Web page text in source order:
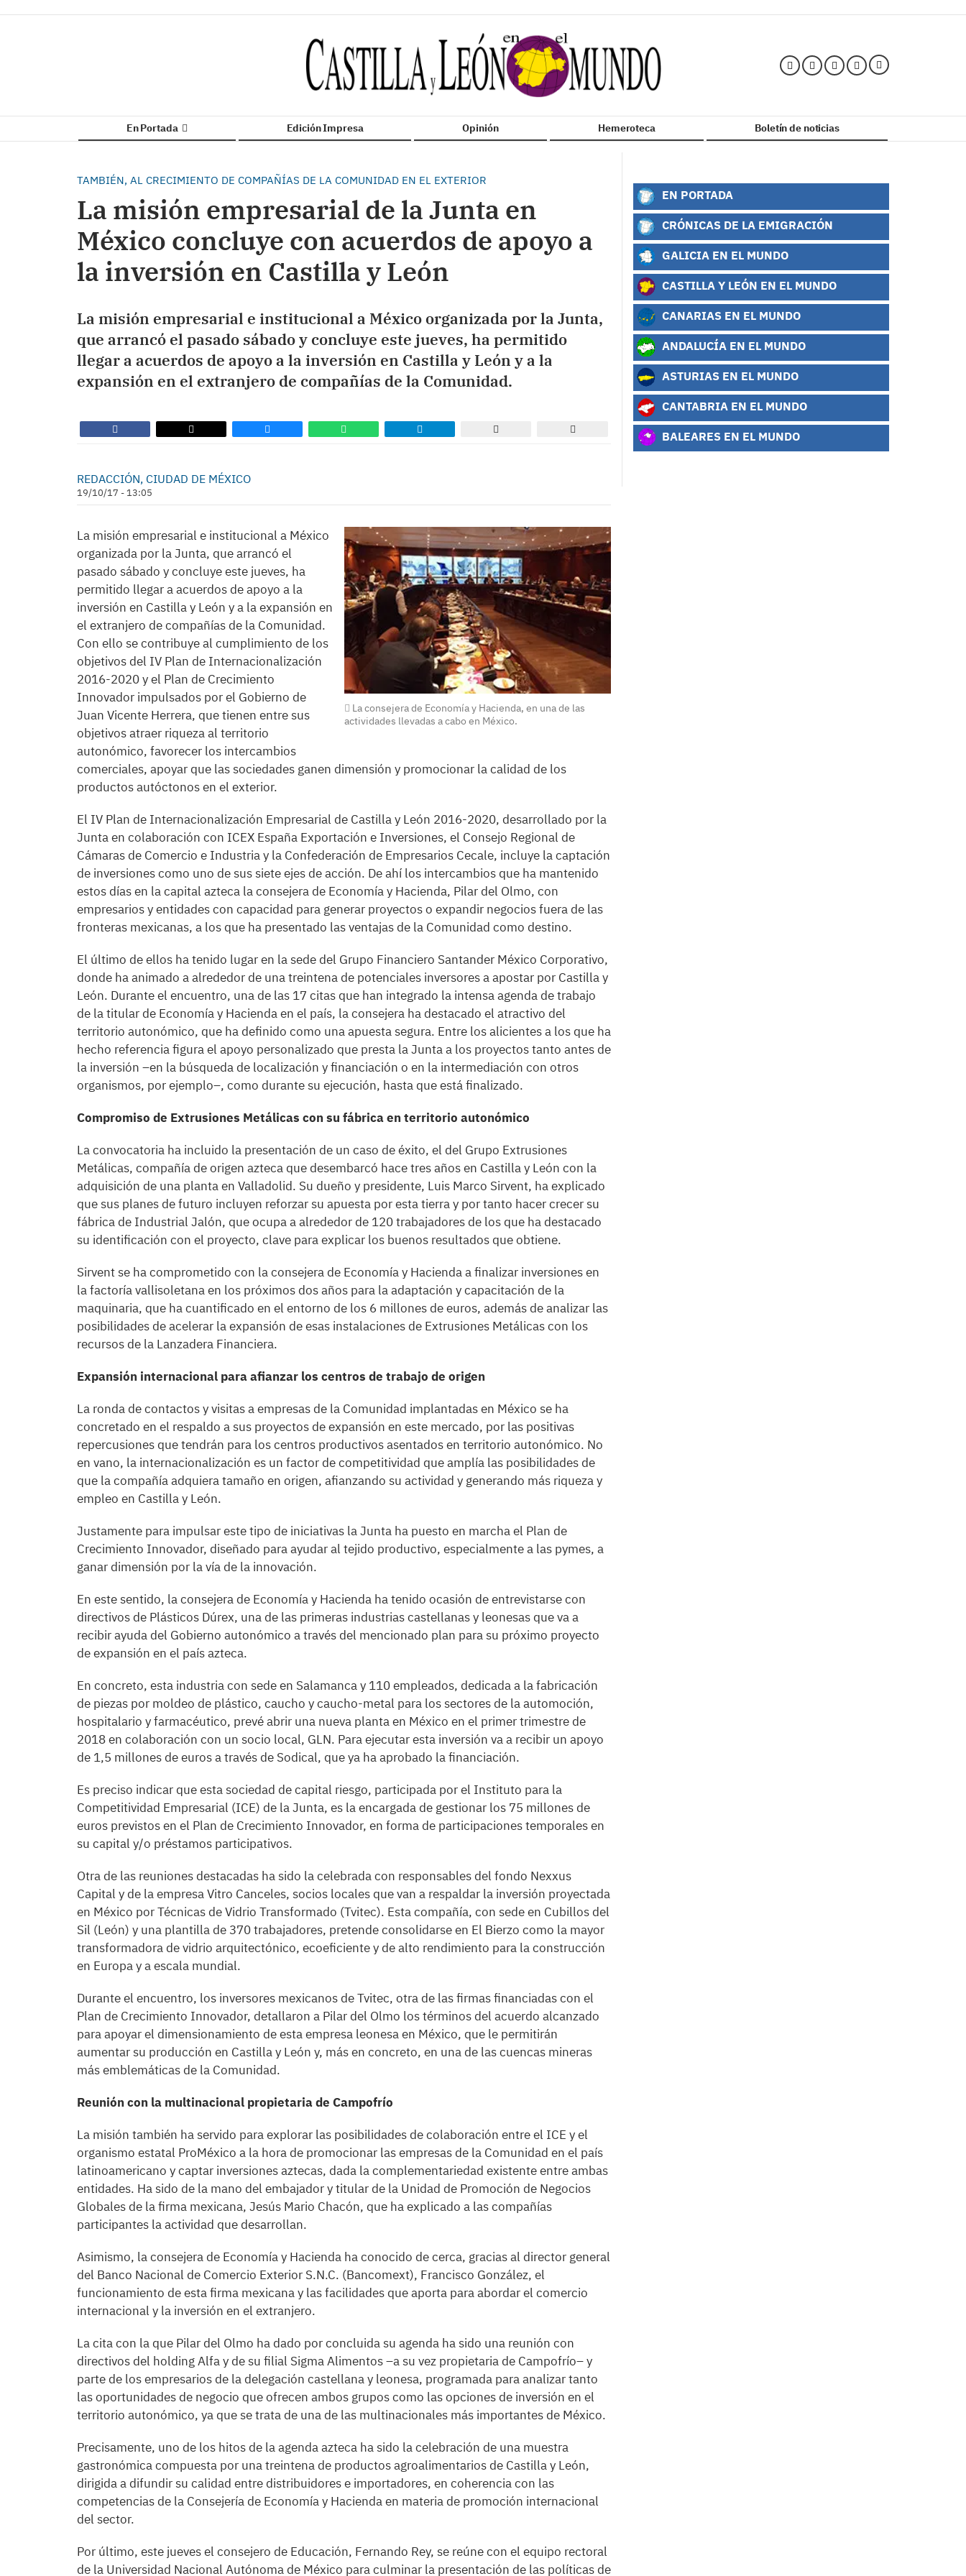
En Portada Edición Impresa Opinión Hemeroteca Boletín de noticias
TAMBIÉN, AL CRECIMIENTO DE COMPAÑÍAS DE LA COMUNIDAD EN EL EXTERIOR
La misión empresarial de la Junta en
México concluye con acuerdos de apoyo a
la inversión en Castilla y León
La misión empresarial e institucional a México organizada por la Junta,
que arrancó el pasado sábado y concluye este jueves, ha permitido
llegar a acuerdos de apoyo a la inversión en Castilla y León y a la
expansión en el extranjero de compañías de la Comunidad.
REDACCIÓN, CIUDAD DE MÉXICO
19/10/17 - 13:05
La consejera de Economía y Hacienda, en una de las
actividades llevadas a cabo en México.
La misión empresarial e institucional a México
organizada por la Junta, que arrancó el
pasado sábado y concluye este jueves, ha
permitido llegar a acuerdos de apoyo a la
inversión en Castilla y León y a la expansión en
el extranjero de compañías de la Comunidad.
Con ello se contribuye al cumplimiento de los
objetivos del IV Plan de Internacionalización
2016-2020 y el Plan de Crecimiento
Innovador impulsados por el Gobierno de
Juan Vicente Herrera, que tienen entre sus
objetivos atraer riqueza al territorio
autonómico, favorecer los intercambios
comerciales, apoyar que las sociedades ganen dimensión y promocionar la calidad de los
productos autóctonos en el exterior.
El IV Plan de Internacionalización Empresarial de Castilla y León 2016-2020, desarrollado por la
Junta en colaboración con ICEX España Exportación e Inversiones, el Consejo Regional de
Cámaras de Comercio e Industria y la Confederación de Empresarios Cecale, incluye la captación
de inversiones como uno de sus siete ejes de acción. De ahí los intercambios que ha mantenido
estos días en la capital azteca la consejera de Economía y Hacienda, Pilar del Olmo, con
empresarios y entidades con capacidad para generar proyectos o expandir negocios fuera de las
fronteras mexicanas, a los que ha presentado las ventajas de la Comunidad como destino.
El último de ellos ha tenido lugar en la sede del Grupo Financiero Santander México Corporativo,
donde ha animado a alrededor de una treintena de potenciales inversores a apostar por Castilla y
León. Durante el encuentro, una de las 17 citas que han integrado la intensa agenda de trabajo
de la titular de Economía y Hacienda en el país, la consejera ha destacado el atractivo del
territorio autonómico, que ha definido como una apuesta segura. Entre los alicientes a los que ha
hecho referencia figura el apoyo personalizado que presta la Junta a los proyectos tanto antes de
la inversión –en la búsqueda de localización y financiación o en la intermediación con otros
organismos, por ejemplo–, como durante su ejecución, hasta que está finalizado.
Compromiso de Extrusiones Metálicas con su fábrica en territorio autonómico
La convocatoria ha incluido la presentación de un caso de éxito, el del Grupo Extrusiones
Metálicas, compañía de origen azteca que desembarcó hace tres años en Castilla y León con la
adquisición de una planta en Valladolid. Su dueño y presidente, Luis Marco Sirvent, ha explicado
que sus planes de futuro incluyen reforzar su apuesta por esta tierra y por tanto hacer crecer su
fábrica de Industrial Jalón, que ocupa a alrededor de 120 trabajadores de los que ha destacado
su identificación con el proyecto, clave para explicar los buenos resultados que obtiene.
Sirvent se ha comprometido con la consejera de Economía y Hacienda a finalizar inversiones en
la factoría vallisoletana en los próximos dos años para la adaptación y capacitación de la
maquinaria, que ha cuantificado en el entorno de los 6 millones de euros, además de analizar las
posibilidades de acelerar la expansión de esas instalaciones de Extrusiones Metálicas con los
recursos de la Lanzadera Financiera.
Expansión internacional para afianzar los centros de trabajo de origen
La ronda de contactos y visitas a empresas de la Comunidad implantadas en México se ha
concretado en el respaldo a sus proyectos de expansión en este mercado, por las positivas
repercusiones que tendrán para los centros productivos asentados en territorio autonómico. No
en vano, la internacionalización es un factor de competitividad que amplía las posibilidades de
que la compañía adquiera tamaño en origen, afianzando su actividad y generando más riqueza y
empleo en Castilla y León.
Justamente para impulsar este tipo de iniciativas la Junta ha puesto en marcha el Plan de
Crecimiento Innovador, diseñado para ayudar al tejido productivo, especialmente a las pymes, a
ganar dimensión por la vía de la innovación.
En este sentido, la consejera de Economía y Hacienda ha tenido ocasión de entrevistarse con
directivos de Plásticos Dúrex, una de las primeras industrias castellanas y leonesas que va a
recibir ayuda del Gobierno autonómico a través del mencionado plan para su próximo proyecto
de expansión en el país azteca.
En concreto, esta industria con sede en Salamanca y 110 empleados, dedicada a la fabricación
de piezas por moldeo de plástico, caucho y caucho-metal para los sectores de la automoción,
hospitalario y farmacéutico, prevé abrir una nueva planta en México en el primer trimestre de
2018 en colaboración con un socio local, GLN. Para ejecutar esta inversión va a recibir un apoyo
de 1,5 millones de euros a través de Sodical, que ya ha aprobado la financiación.
Es preciso indicar que esta sociedad de capital riesgo, participada por el Instituto para la
Competitividad Empresarial (ICE) de la Junta, es la encargada de gestionar los 75 millones de
euros previstos en el Plan de Crecimiento Innovador, en forma de participaciones temporales en
su capital y/o préstamos participativos.
Otra de las reuniones destacadas ha sido la celebrada con responsables del fondo Nexxus
Capital y de la empresa Vitro Canceles, socios locales que van a respaldar la inversión proyectada
en México por Técnicas de Vidrio Transformado (Tvitec). Esta compañía, con sede en Cubillos del
Sil (León) y una plantilla de 370 trabajadores, pretende consolidarse en El Bierzo como la mayor
transformadora de vidrio arquitectónico, ecoeficiente y de alto rendimiento para la construcción
en Europa y a escala mundial.
Durante el encuentro, los inversores mexicanos de Tvitec, otra de las firmas financiadas con el
Plan de Crecimiento Innovador, detallaron a Pilar del Olmo los términos del acuerdo alcanzado
para apoyar el dimensionamiento de esta empresa leonesa en México, que le permitirán
aumentar su producción en Castilla y León y, más en concreto, en una de las cuencas mineras
más emblemáticas de la Comunidad.
Reunión con la multinacional propietaria de Campofrío
La misión también ha servido para explorar las posibilidades de colaboración entre el ICE y el
organismo estatal ProMéxico a la hora de promocionar las empresas de la Comunidad en el país
latinoamericano y captar inversiones aztecas, dada la complementariedad existente entre ambas
entidades. Ha sido de la mano del embajador y titular de la Unidad de Promoción de Negocios
Globales de la firma mexicana, Jesús Mario Chacón, que ha explicado a las compañías
participantes la actividad que desarrollan.
Asimismo, la consejera de Economía y Hacienda ha conocido de cerca, gracias al director general
del Banco Nacional de Comercio Exterior S.N.C. (Bancomext), Francisco González, el
funcionamiento de esta firma mexicana y las facilidades que aporta para abordar el comercio
internacional y la inversión en el extranjero.
La cita con la que Pilar del Olmo ha dado por concluida su agenda ha sido una reunión con
directivos del holding Alfa y de su filial Sigma Alimentos –a su vez propietaria de Campofrío– y
parte de los empresarios de la delegación castellana y leonesa, programada para analizar tanto
las oportunidades de negocio que ofrecen ambos grupos como las opciones de inversión en el
territorio autonómico, ya que se trata de una de las multinacionales más importantes de México.
Precisamente, uno de los hitos de la agenda azteca ha sido la celebración de una muestra
gastronómica compuesta por una treintena de productos agroalimentarios de Castilla y León,
dirigida a difundir su calidad entre distribuidores e importadores, en coherencia con las
competencias de la Consejería de Economía y Hacienda en materia de promoción internacional
del sector.
Por último, este jueves el consejero de Educación, Fernando Rey, se reúne con el equipo rectoral
de la Universidad Nacional Autónoma de México para culminar la presentación de las políticas de
EN PORTADA
CRÓNICAS DE LA EMIGRACIÓN
GALICIA EN EL MUNDO
CASTILLA Y LEÓN EN EL MUNDO
CANARIAS EN EL MUNDO
ANDALUCÍA EN EL MUNDO
ASTURIAS EN EL MUNDO
CANTABRIA EN EL MUNDO
BALEARES EN EL MUNDO